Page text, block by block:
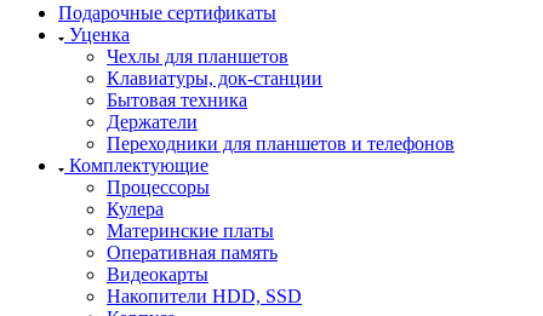
Подарочные сертификаты
Уценка
Чехлы для планшетов
Клавиатуры, док-станции
Бытовая техника
Держатели
Переходники для планшетов и телефонов
Комплектующие
Процессоры
Кулера
Материнские платы
Оперативная память
Видеокарты
Накопители HDD, SSD